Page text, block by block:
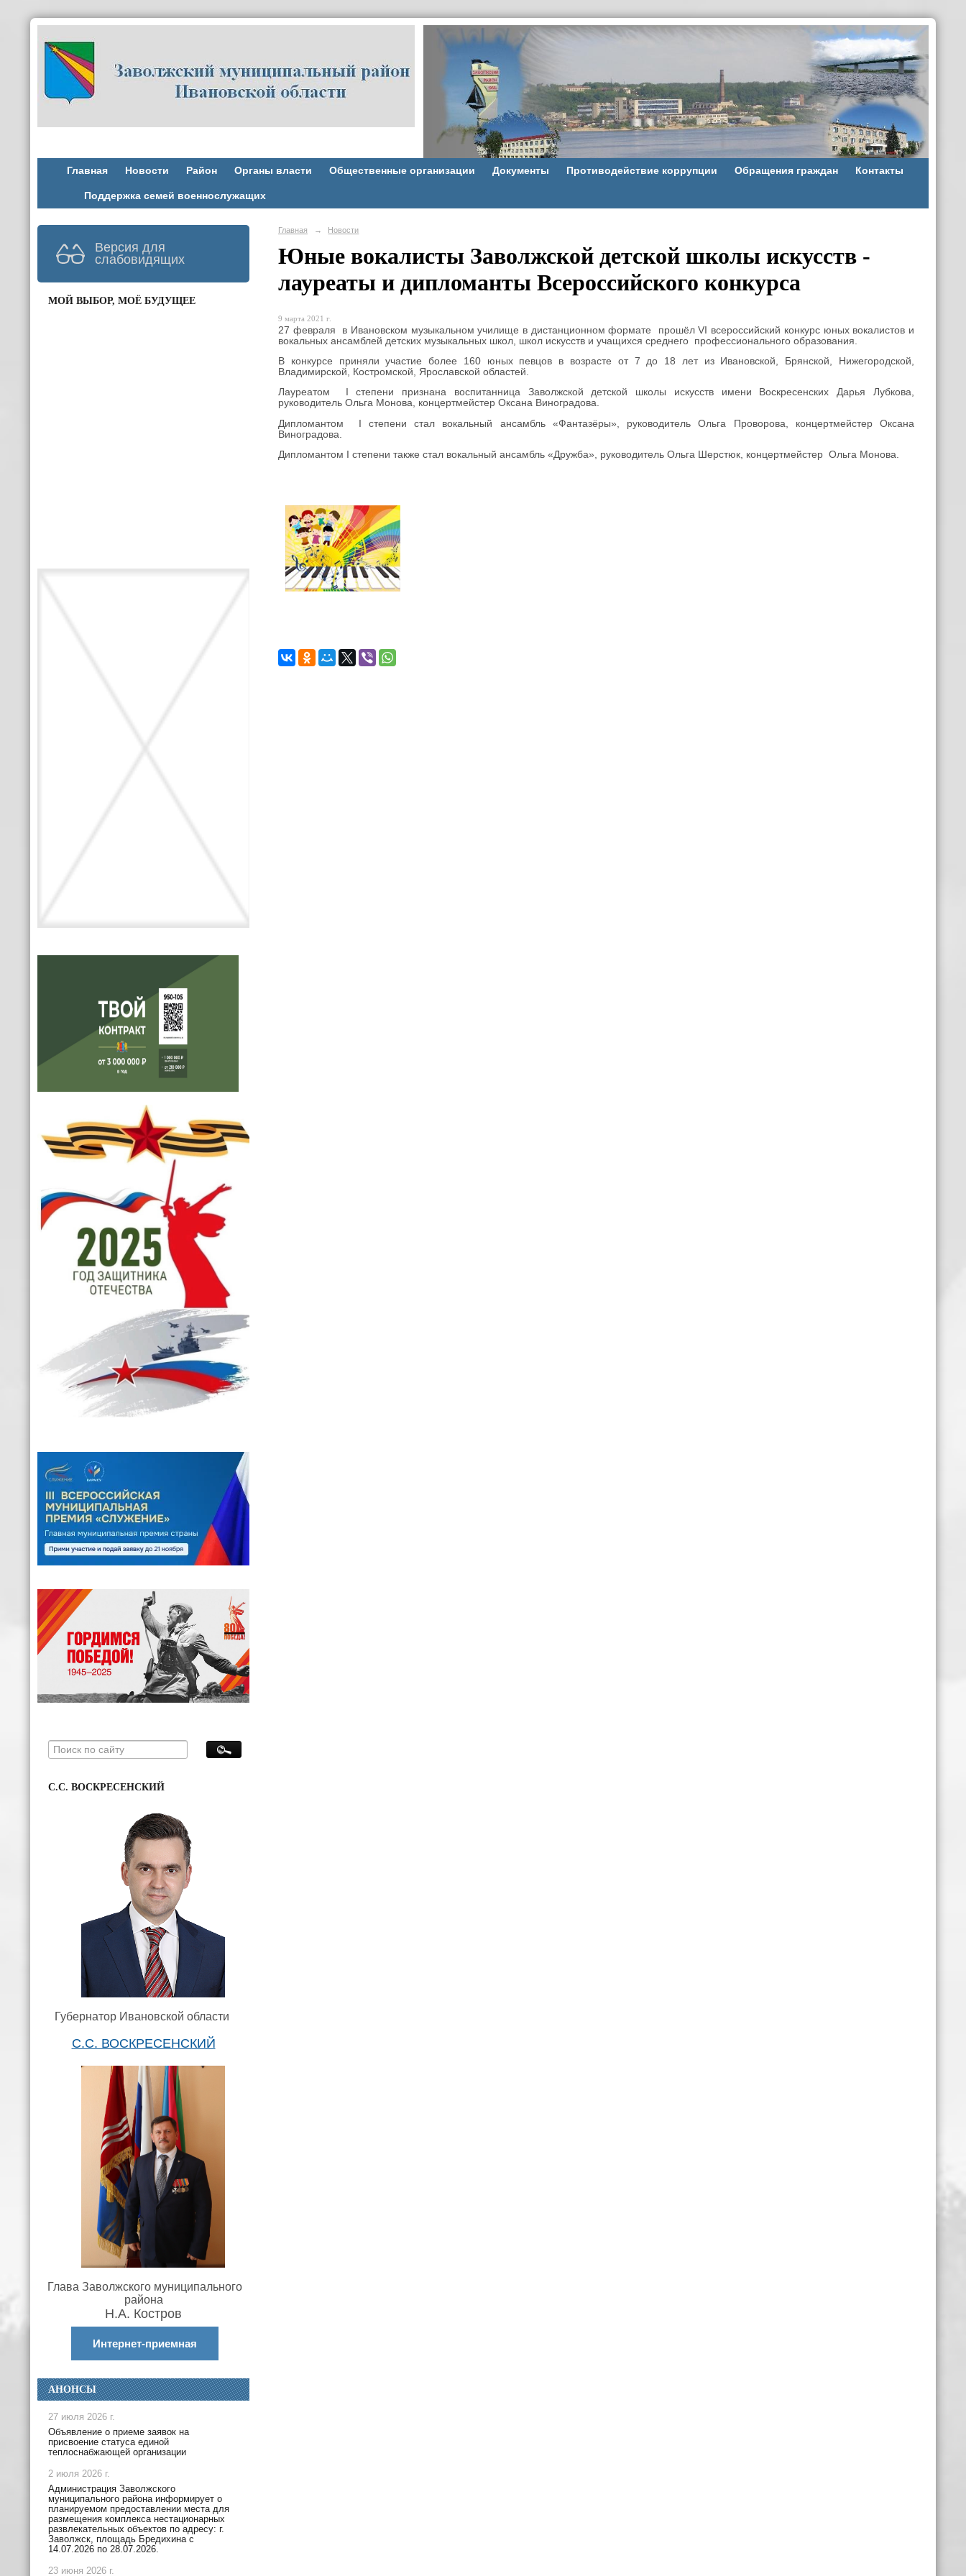
Главная Новости Район Органы власти Общественные организации Документы Противодействие коррупции Обращения граждан Контакты
Поддержка семей военнослужащих
Версия для
слабовидящих
МОЙ ВЫБОР, МОЁ БУДУЩЕЕ
С.С. ВОСКРЕСЕНСКИЙ
Губернатор Ивановской области
С.С. ВОСКРЕСЕНСКИЙ
Глава Заволжского муниципального
района
Н.А. Костров
Интернет-приемная
АНОНСЫ
27 июля 2026 г.
Объявление о приеме заявок на
присвоение статуса единой
теплоснабжающей организации
2 июля 2026 г.
Администрация Заволжского
муниципального района информирует о
планируемом предоставлении места для
размещения комплекса нестационарных
развлекательных объектов по адресу: г.
Заволжск, площадь Бредихина с
14.07.2026 по 28.07.2026.
23 июня 2026 г.
Главная → Новости
Юные вокалисты Заволжской детской школы искусств -
лауреаты и дипломанты Всероссийского конкурса
9 марта 2021 г.
27 февраля в Ивановском музыкальном училище в дистанционном формате прошёл VI всероссийский конкурс юных вокалистов и
вокальных ансамблей детских музыкальных школ, школ искусств и учащихся среднего профессионального образования.
В конкурсе приняли участие более 160 юных певцов в возрасте от 7 до 18 лет из Ивановской, Брянской, Нижегородской,
Владимирской, Костромской, Ярославской областей.
Лауреатом
I степени признана воспитанница Заволжской детской школы искусств имени Воскресенских Дарья Лубкова,
руководитель Ольга Монова, концертмейстер Оксана Виноградова.
Дипломантом I степени стал вокальный ансамбль «Фантазёры», руководитель Ольга Проворова, концертмейстер Оксана
Виноградова.
Дипломантом I степени также стал вокальный ансамбль «Дружба», руководитель Ольга Шерстюк, концертмейстер Ольга Монова.